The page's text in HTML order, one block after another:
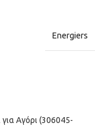
Energiers